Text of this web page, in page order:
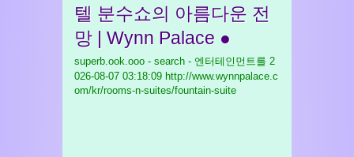
텔 분수쇼의 아름다운 전
망 | Wynn Palace ●
superb.ook.ooo - search - 엔터테인먼트를 2
026-08-07 03:18:09 http://www.wynnpalace.c
om/kr/rooms-n-suites/fountain-suite